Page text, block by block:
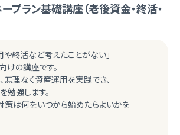
プラン基礎講座（老後資金・終活・
や終活など考えたことがない」
けの講座です。
無理なく資産運用を実践でき、
勉強します。
策は何をいつから始めたらよいかを